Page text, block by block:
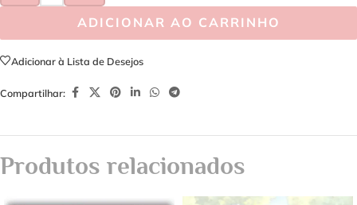
ADICIONAR AO CARRINHO
Adicionar à Lista de Desejos
Compartilhar:
Produtos relacionados